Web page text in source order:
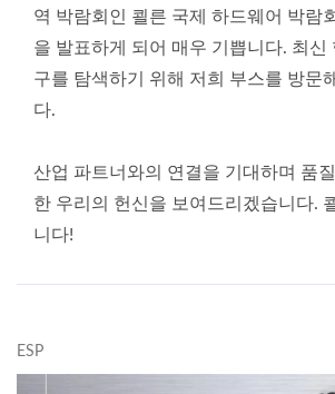
역 박람회인 쾰른 국제 하드웨어 박람
을 발표하게 되어 매우 기쁩니다. 최신
구를 탐색하기 위해 저희 부스를 방문
다.
산업 파트너와의 연결을 기대하며 품
한 우리의 헌신을 보여드리겠습니다.
니다!
ESP